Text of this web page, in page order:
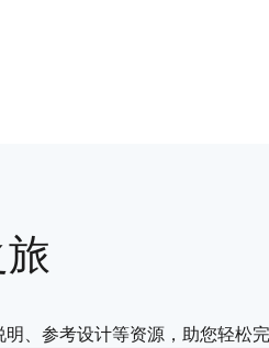
、参考设计等资源，助您轻松